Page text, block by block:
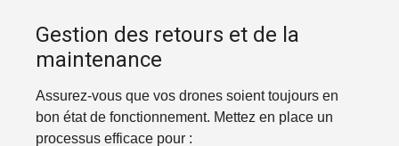
Gestion des retours et de la
maintenance
Assurez-vous que vos drones soient toujours en
bon état de fonctionnement. Mettez en place un
processus efficace pour :